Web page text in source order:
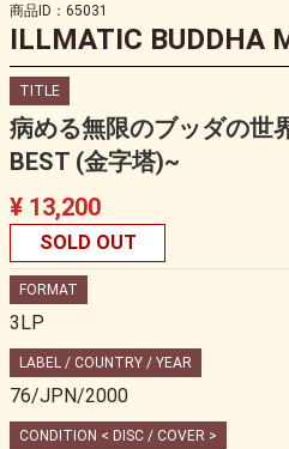
商品ID：65031
ILLMATIC BUDDHA
TITLE
病める無限のブッダの世
BEST (金字塔)~
¥ 13,200
SOLD OUT
FORMAT
3LP
LABEL / COUNTRY / YEAR
76/JPN/2000
CONDITION < DISC / COVER >